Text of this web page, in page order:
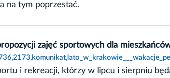
na tym poprzestać.
zajęć sportowych dla
i rekreacji, którzy w lipcu i sierpniu